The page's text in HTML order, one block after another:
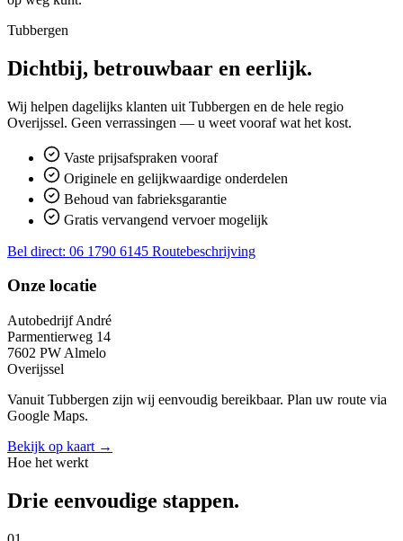
Tubbergen
Dichtbij, betrouwbaar en eerlijk.
Wij helpen dagelijks klanten uit Tubbergen en de hele regio
Overijssel. Geen verrassingen — u weet vooraf wat het kost.
Vaste prijsafspraken vooraf
Originele en gelijkwaardige onderdelen
Behoud van fabrieksgarantie
Gratis vervangend vervoer mogelijk
Bel direct: 06 1790 6145 Routebeschrijving
Onze locatie
Autobedrijf André
Parmentierweg 14
7602 PW Almelo
Overijssel
Vanuit Tubbergen zijn wij eenvoudig bereikbaar. Plan uw route via
Google Maps.
Bekijk op kaart →
Hoe het werkt
Drie eenvoudige stappen.